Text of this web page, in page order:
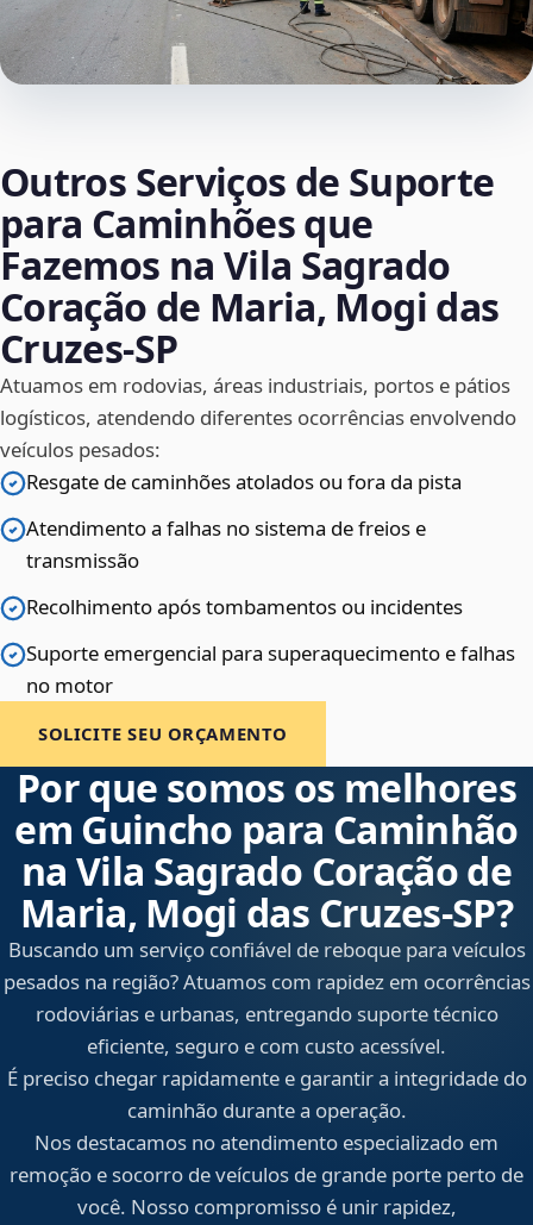
Outros Serviços de Suporte
para Caminhões que
Fazemos na Vila Sagrado
Coração de Maria, Mogi das
Cruzes‑SP
Atuamos em rodovias, áreas industriais, portos e pátios
logísticos, atendendo diferentes ocorrências envolvendo
veículos pesados:
Resgate de caminhões atolados ou fora da pista
Atendimento a falhas no sistema de freios e
transmissão
Recolhimento após tombamentos ou incidentes
Suporte emergencial para superaquecimento e falhas
no motor
SOLICITE SEU ORÇAMENTO
Por que somos os melhores
em Guincho para Caminhão
na Vila Sagrado Coração de
Maria, Mogi das Cruzes‑SP?
Buscando um serviço confiável de reboque para veículos
pesados na região? Atuamos com rapidez em ocorrências
rodoviárias e urbanas, entregando suporte técnico
eficiente, seguro e com custo acessível.
É preciso chegar rapidamente e garantir a integridade do
caminhão durante a operação.
Nos destacamos no atendimento especializado em
remoção e socorro de veículos de grande porte perto de
você. Nosso compromisso é unir rapidez,